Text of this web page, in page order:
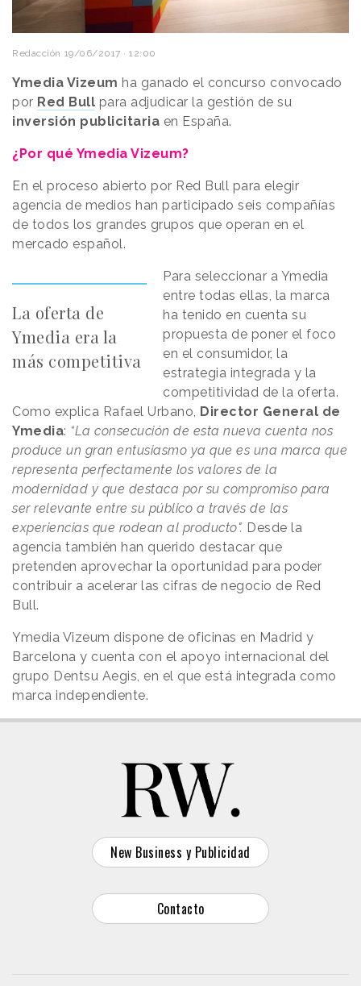
Redacción 19/06/2017 · 12:00
Ymedia Vizeum ha ganado el concurso convocado
por Red Bull para adjudicar la gestión de su
inversión publicitaria en España.
¿Por qué Ymedia Vizeum?
En el proceso abierto por Red Bull para elegir
agencia de medios han participado seis compañías
de todos los grandes grupos que operan en el
mercado español.
La oferta de
Ymedia era la
más competitiva
Para seleccionar a Ymedia
entre todas ellas, la marca
ha tenido en cuenta su
propuesta de poner el foco
en el consumidor, la
estrategia integrada y la
competitividad de la oferta.
Como explica Rafael Urbano, Director General de
Ymedia: “La consecución de esta nueva cuenta nos
produce un gran entusiasmo ya que es una marca que
representa perfectamente los valores de la
modernidad y que destaca por su compromiso para
ser relevante entre su público a través de las
experiencias que rodean al producto". Desde la
agencia también han querido destacar que
pretenden aprovechar la oportunidad para poder
contribuir a acelerar las cifras de negocio de Red
Bull.
Ymedia Vizeum dispone de oficinas en Madrid y
Barcelona y cuenta con el apoyo internacional del
grupo Dentsu Aegis, en el que está integrada como
marca independiente.
New Business y Publicidad
Contacto